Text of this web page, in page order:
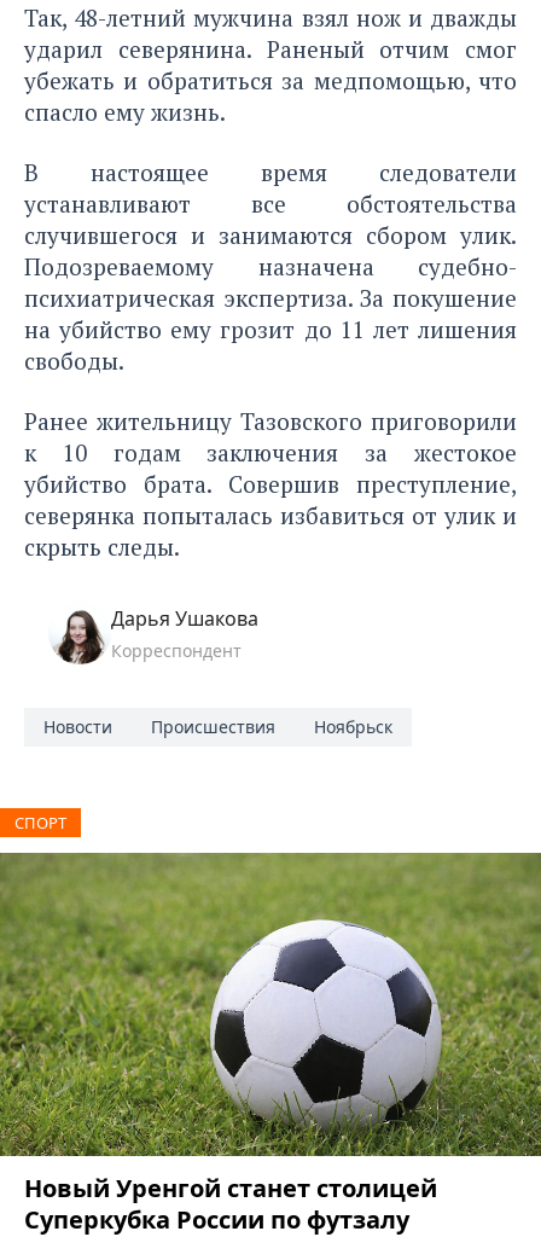
Так, 48-летний мужчина взял нож и дважды
ударил северянина. Раненый отчим смог
убежать и обратиться за медпомощью, что
спасло ему жизнь.
В настоящее время следователи
устанавливают все обстоятельства
случившегося и занимаются сбором улик.
Подозреваемому назначена судебно-
психиатрическая экспертиза. За покушение
на убийство ему грозит до 11 лет лишения
свободы.
Ранее жительницу Тазовского приговорили
к 10 годам заключенияза жестокое
убийство брата. Совершив преступление,
северянка попыталась избавиться от улик и
скрыть следы.
Дарья Ушакова
Корреспондент
Новости Происшествия Ноябрьск
СПОРТ
Новый Уренгой станет столицей
Суперкубка России по футзалу